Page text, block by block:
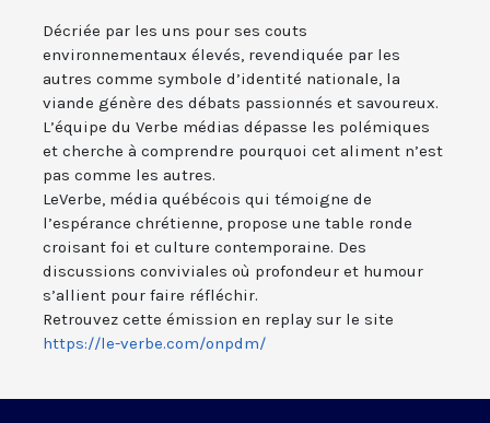
Décriée par les uns pour ses couts
environnementaux élevés, revendiquée par les
autres comme symbole d’identité nationale, la
viande génère des débats passionnés et savoureux.
L’équipe du Verbe médias dépasse les polémiques
et cherche à comprendre pourquoi cet aliment n’est
pas comme les autres.
LeVerbe, média québécois qui témoigne de
l’espérance chrétienne, propose une table ronde
croisant foi et culture contemporaine. Des
discussions conviviales où profondeur et humour
s’allient pour faire réfléchir.
Retrouvez cette émission en replay sur le site
https://le-verbe.com/onpdm/